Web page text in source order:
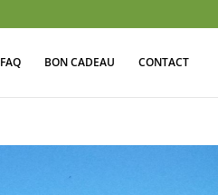
FAQ BON CADEAU CONTACT